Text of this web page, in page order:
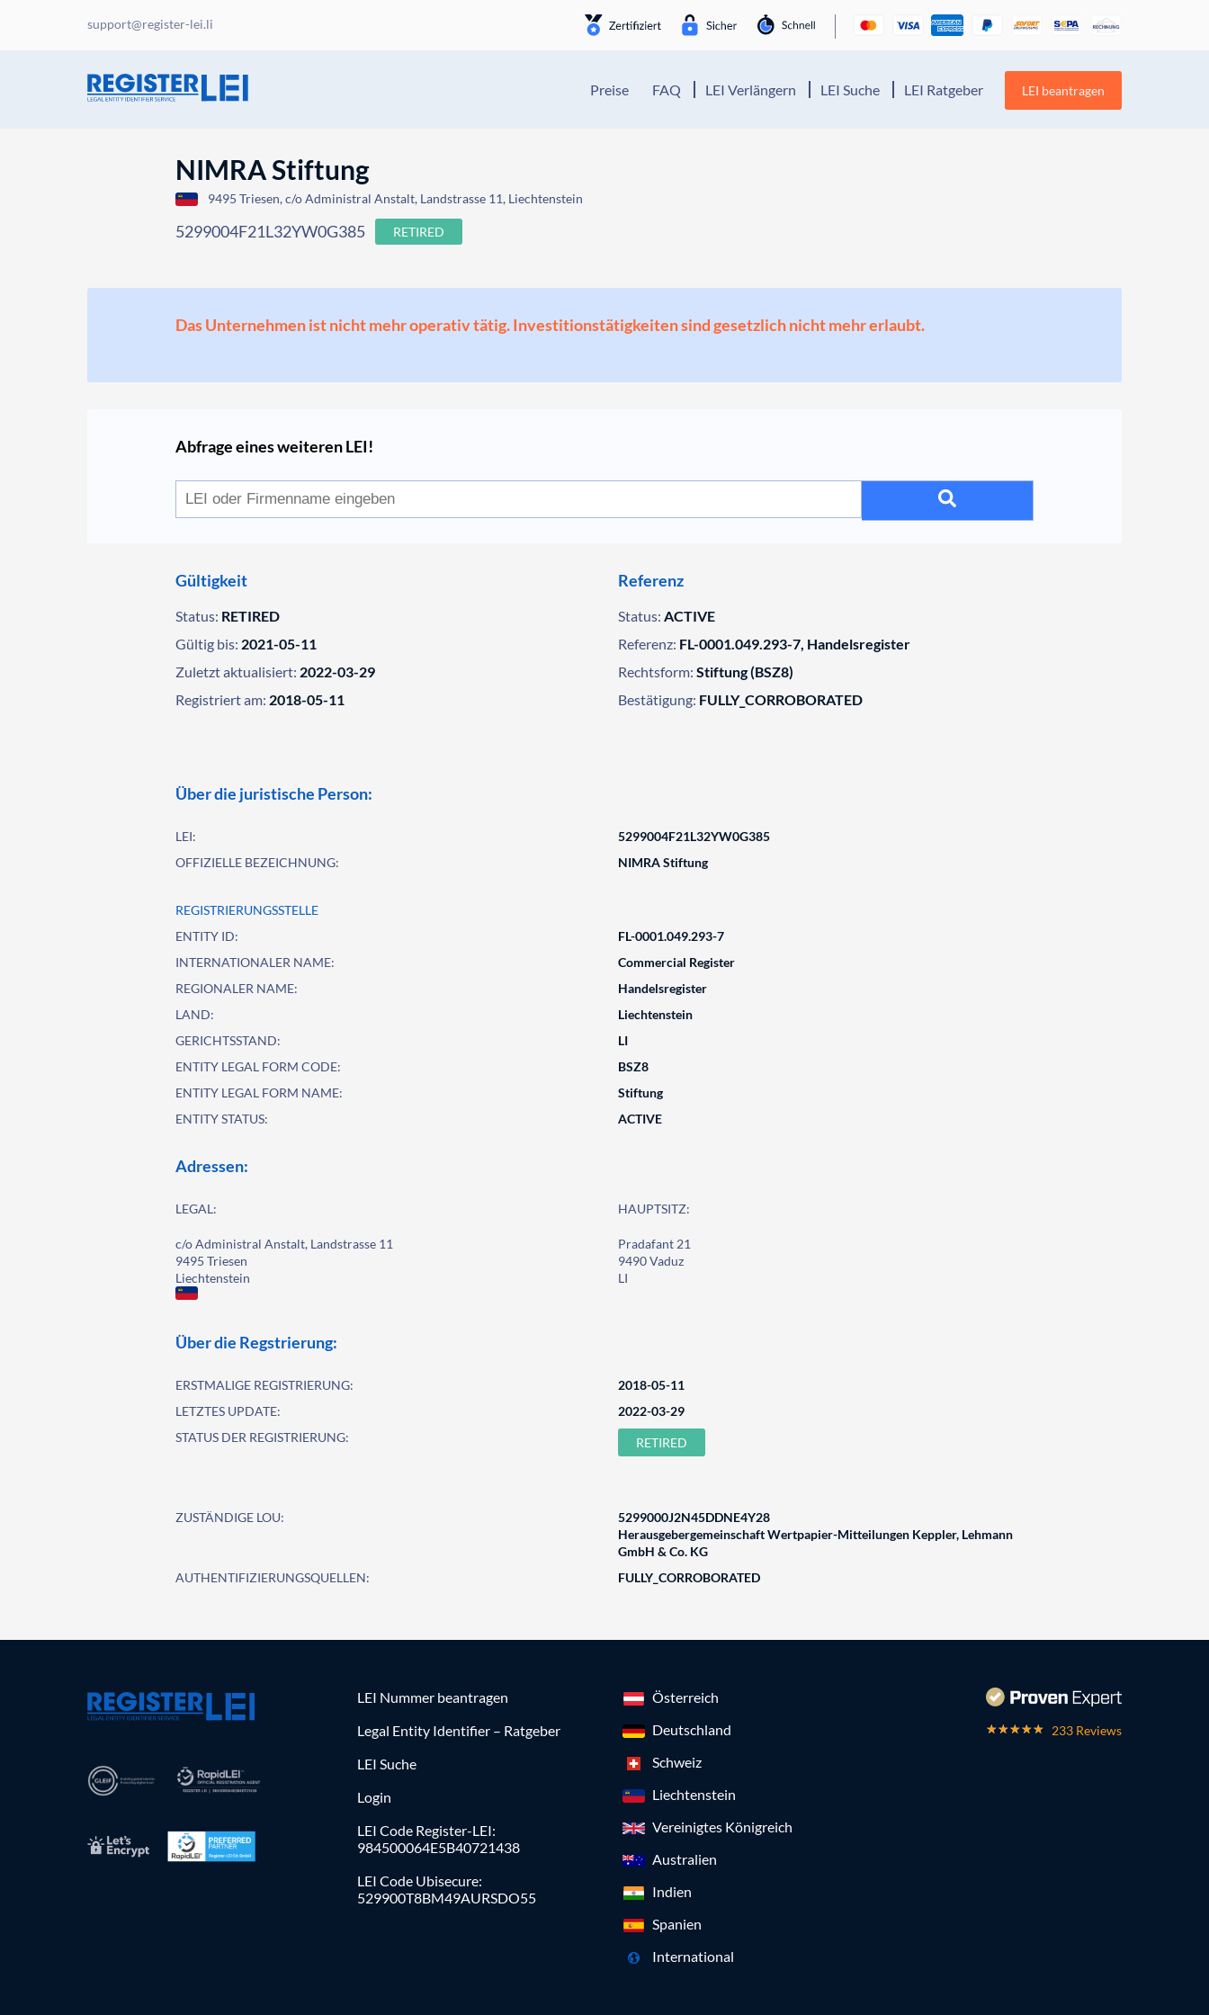
support@register-lei.li
Preise FAQ LEI Verlängern LEI Suche LEI Ratgeber LEI beantragen
NIMRA Stiftung
9495 Triesen, c/o Administral Anstalt, Landstrasse 11, Liechtenstein
5299004F21L32YW0G385 RETIRED
Das Unternehmen ist nicht mehr operativ tätig. Investitionstätigkeiten sind gesetzlich nicht mehr erlaubt.
Abfrage eines weiteren LEI!
Gültigkeit
Status: RETIRED
Gültig bis: 2021-05-11
Zuletzt aktualisiert: 2022-03-29
Registriert am: 2018-05-11
Referenz
Status: ACTIVE
Referenz: FL-0001.049.293-7, Handelsregister
Rechtsform: Stiftung (BSZ8)
Bestätigung: FULLY_CORROBORATED
Über die juristische Person:
LEI:
5299004F21L32YW0G385
OFFIZIELLE BEZEICHNUNG:
NIMRA Stiftung
REGISTRIERUNGSSTELLE
ENTITY ID:
FL-0001.049.293-7
INTERNATIONALER NAME:
Commercial Register
REGIONALER NAME:
Handelsregister
LAND:
Liechtenstein
GERICHTSSTAND:
LI
ENTITY LEGAL FORM CODE:
BSZ8
ENTITY LEGAL FORM NAME:
Stiftung
ENTITY STATUS:
ACTIVE
Adressen:
LEGAL:
c/o Administral Anstalt, Landstrasse 11
9495 Triesen
Liechtenstein
HAUPTSITZ:
Pradafant 21
9490 Vaduz
LI
Über die Regstrierung:
ERSTMALIGE REGISTRIERUNG:
2018-05-11
LETZTES UPDATE:
2022-03-29
STATUS DER REGISTRIERUNG:
RETIRED
ZUSTÄNDIGE LOU:
5299000J2N45DDNE4Y28
Herausgebergemeinschaft Wertpapier-Mitteilungen Keppler, Lehmann
GmbH & Co. KG
AUTHENTIFIZIERUNGSQUELLEN:
FULLY_CORROBORATED
LEI Nummer beantragen
Legal Entity Identifier – Ratgeber
LEI Suche
Login
LEI Code Register-LEI:
984500064E5B40721438
LEI Code Ubisecure:
529900T8BM49AURSDO55
Österreich
Deutschland
Schweiz
Liechtenstein
Vereinigtes Königreich
Australien
Indien
Spanien
International
233 Reviews